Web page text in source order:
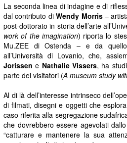
La seconda linea di indagine e di
dal contributo diWendy Morris–
post-dottorato in storia dell’arte
work of the imagination) riporta lo
Mu.ZEE di Ostenda – e da
all’Università di Lovanio, che,
Jorissen e Nathalie Vissers, ha
parte dei visitatori (A museum study
Al di là dell’interesse intrinseco
di filmati, disegni e oggetti che
caso riferita alla segregazione
che dovrebbero essere agevolati
“catturare e mantenere la sua